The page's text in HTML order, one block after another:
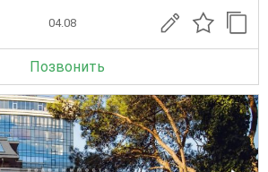
04.08
Позвонить